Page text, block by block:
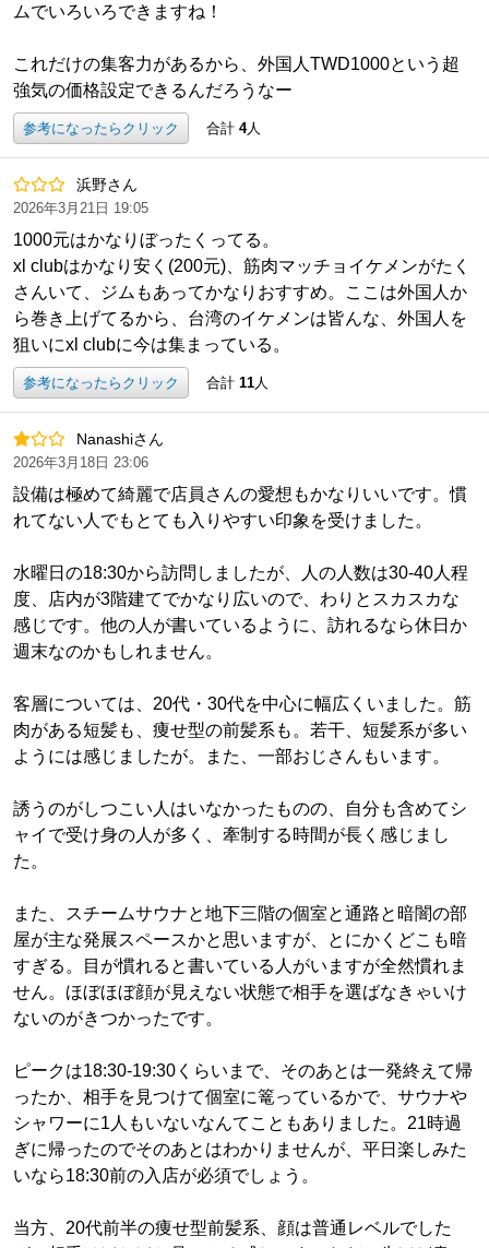
ムでいろいろできますね！
これだけの集客力があるから、外国人TWD1000という超
強気の価格設定できるんだろうなー
参考になったらクリック 合計 4人
浜野さん
2026年3月21日 19:05
1000元はかなりぼったくってる。
xl clubはかなり安く(200元)、筋肉マッチョイケメンがたく
さんいて、ジムもあってかなりおすすめ。ここは外国人か
ら巻き上げてるから、台湾のイケメンは皆んな、外国人を
狙いにxl clubに今は集まっている。
参考になったらクリック 合計 11人
Nanashiさん
2026年3月18日 23:06
設備は極めて綺麗で店員さんの愛想もかなりいいです。慣
れてない人でもとても入りやすい印象を受けました。
水曜日の18:30から訪問しましたが、人の人数は30-40人程
度、店内が3階建てでかなり広いので、わりとスカスカな
感じです。他の人が書いているように、訪れるなら休日か
週末なのかもしれません。
客層については、20代・30代を中心に幅広くいました。筋
肉がある短髪も、痩せ型の前髪系も。若干、短髪系が多い
ようには感じましたが。また、一部おじさんもいます。
誘うのがしつこい人はいなかったものの、自分も含めてシ
ャイで受け身の人が多く、牽制する時間が長く感じまし
た。
また、スチームサウナと地下三階の個室と通路と暗闇の部
屋が主な発展スペースかと思いますが、とにかくどこも暗
すぎる。目が慣れると書いている人がいますが全然慣れま
せん。ほぼほぼ顔が見えない状態で相手を選ばなきゃいけ
ないのがきつかったです。
ピークは18:30-19:30くらいまで、そのあとは一発終えて帰
ったか、相手を見つけて個室に篭っているかで、サウナや
シャワーに1人もいないなんてこともありました。21時過
ぎに帰ったのでそのあとはわかりませんが、平日楽しみた
いなら18:30前の入店が必須でしょう。
当方、20代前半の痩せ型前髪系、顔は普通レベルでした